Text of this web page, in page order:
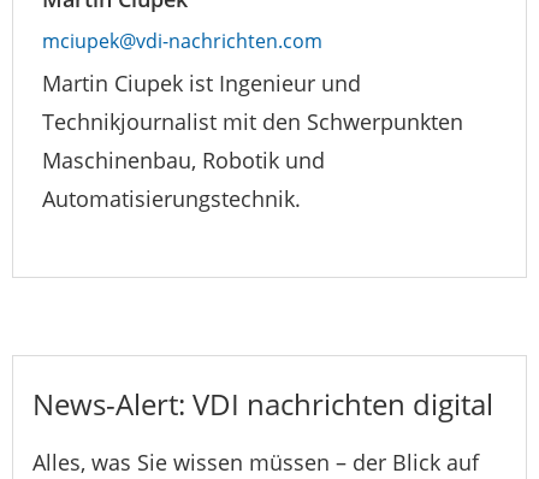
mciupek@vdi-nachrichten.com
Martin Ciupek ist Ingenieur und
Technikjournalist mit den Schwerpunkten
Maschinenbau, Robotik und
Automatisierungstechnik.
News-Alert: VDI nachrichten digital
Alles, was Sie wissen müssen – der Blick auf